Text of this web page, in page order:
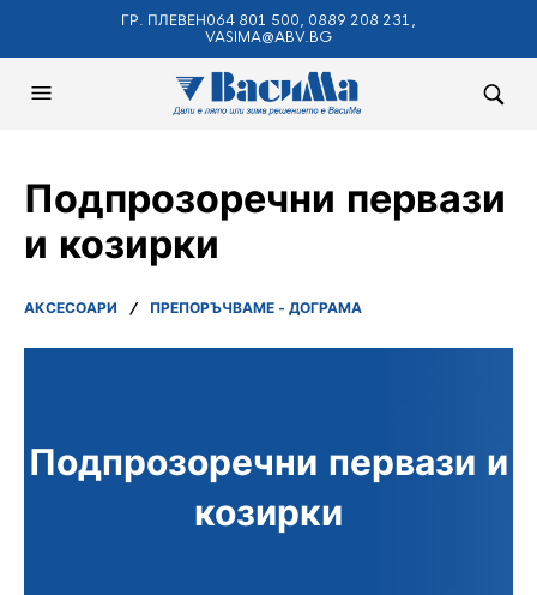
ГР. ПЛЕВЕН064 801 500, 0889 208 231,
VASIMA@ABV.BG
Подпрозоречни первази
и козирки
АКСЕСОАРИ / ПРЕПОРЪЧВАМЕ - ДОГРАМА
Подпрозоречни первази и
козирки